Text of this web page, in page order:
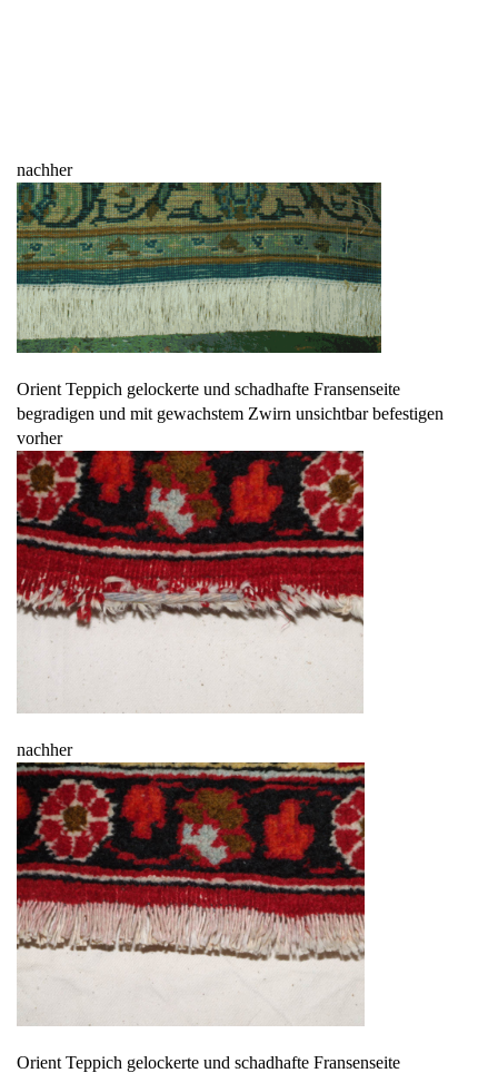
nachher
Orient Teppich gelockerte und schadhafte Fransenseite
begradigen und mit gewachstem Zwirn unsichtbar befestigen
vorher
nachher
Orient Teppich gelockerte und schadhafte Fransenseite